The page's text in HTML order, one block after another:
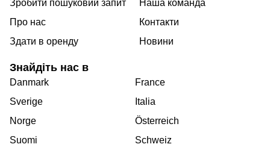
Зробити пошуковий запит
Про нас
Здати в оренду
Наша команда
Контакти
Новини
Знайдіть нас в
Danmark
Sverige
Norge
Suomi
France
Italia
Österreich
Schweiz